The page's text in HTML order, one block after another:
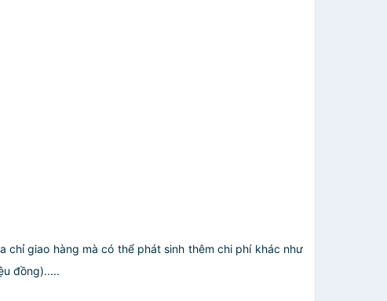
chỉ giao hàng mà có thể phát sinh thêm chi phí khác như
đồng).....